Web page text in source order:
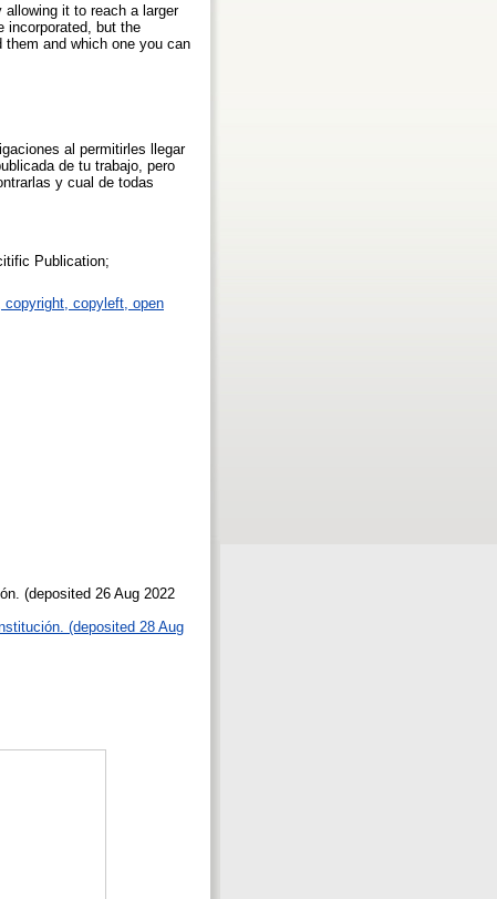
it to reach a larger
incorporated, but the
and which one you can
al permitirles llegar
de tu trabajo, pero
y cual de todas
Publication;
copyright, copyleft, open
(deposited 26 Aug 2022
(deposited 28 Aug